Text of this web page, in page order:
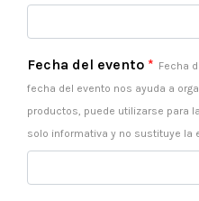
Fecha del evento * Fecha
fecha del evento nos ayuda a
productos, puede utilizarse para
solo informativa y no sustituye la